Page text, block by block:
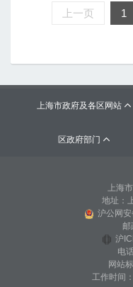
上一页 1
上海市政府及各区网站 
区政府部门 
上海
地址：
沪公网
沪
电
网站
工作时间